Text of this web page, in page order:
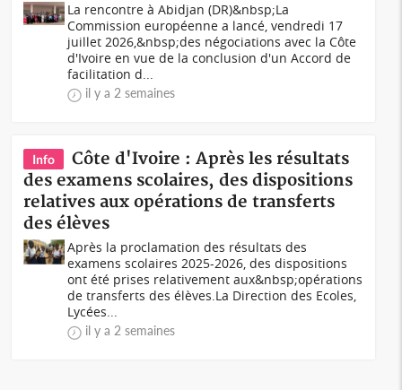
La rencontre à Abidjan (DR)&nbsp;La
Commission européenne a lancé, vendredi 17
juillet 2026,&nbsp;des négociations avec la Côte
d'Ivoire en vue de la conclusion d'un Accord de
facilitation d...
il y a 2 semaines
Info
Côte d'Ivoire : Après les résultats
des examens scolaires, des dispositions
relatives aux opérations de transferts
des élèves
Après la proclamation des résultats des
examens scolaires 2025-2026, des dispositions
ont été prises relativement aux&nbsp;opérations
de transferts des élèves.La Direction des Ecoles,
Lycées...
il y a 2 semaines